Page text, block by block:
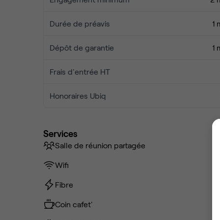
Durée de préavis 1
Dépôt de garantie 1
Frais d'entrée HT
Honoraires Ubiq
Services
Salle de réunion partagée
Wifi
Fibre
Coin cafet'